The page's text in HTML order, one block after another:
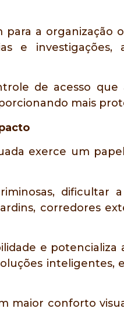
a organização
e investigações,
de acesso
mais
exerce um
dificultar
corredores
e
conforto